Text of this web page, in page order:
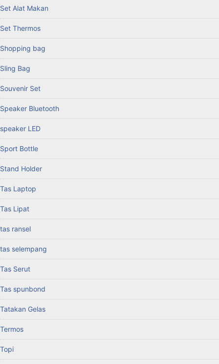
Set Alat Makan
Set Thermos
Shopping bag
Sling Bag
Souvenir Set
Speaker Bluetooth
speaker LED
Sport Bottle
Stand Holder
Tas Laptop
Tas Lipat
tas ransel
tas selempang
Tas Serut
Tas spunbond
Tatakan Gelas
Termos
Topi